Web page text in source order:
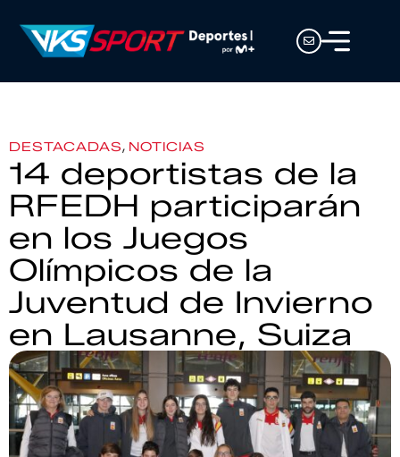
DESTACADAS, NOTICIAS
14 deportistas de la
RFEDH participarán
en los Juegos
Olímpicos de la
Juventud de Invierno
en Lausanne, Suiza